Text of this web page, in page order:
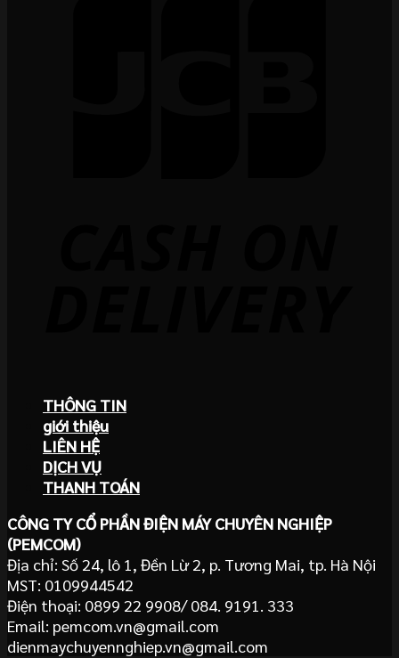
THÔNG TIN
giới thiệu
LIÊN HỆ
DỊCH VỤ
THANH TOÁN
CÔNG TY CỔ PHẦN ĐIỆN MÁY CHUYÊN NGHIỆP
(PEMCOM)
Địa chỉ: Số 24, lô 1, Đền Lừ 2, p. Tương Mai, tp. Hà Nội
MST: 0109944542
Điện thoại: 0899 22 9908/ 084. 9191. 333
Email: pemcom.vn@gmail.com
dienmaychuyennghiep.vn@gmail.com